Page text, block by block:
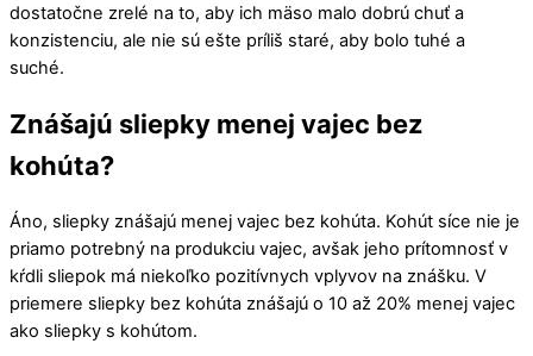
dostatočne zrelé na to, aby ich mäso malo dobrú chuť a
konzistenciu, ale nie sú ešte príliš staré, aby bolo tuhé a
suché.
Znášajú sliepky menej vajec bez
kohúta?
Áno, sliepky znášajú menej vajec bez kohúta. Kohút síce nie je
priamo potrebný na produkciu vajec, avšak jeho prítomnosť v
kŕdli sliepok má niekoľko pozitívnych vplyvov na znášku. V
priemere sliepky bez kohúta znášajú o 10 až 20% menej vajec
ako sliepky s kohútom.